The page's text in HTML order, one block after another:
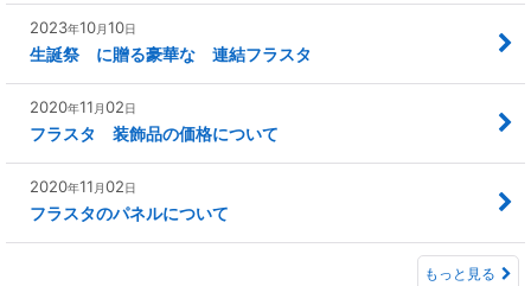
2023年10月10日
生誕祭 に贈る豪華な 連結フラスタ
2020年11 月02日
フラスタ 装飾品の価格について
2020年11 月02日
フラスタのパネルについて
もっと見る